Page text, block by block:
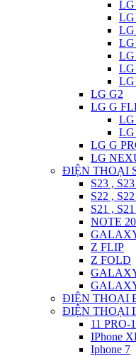
LG
LG
LG
LG
LG
LG G2
LG G
LG
LG G
LG
ĐIỆN THOẠI
S23 ,
S22 ,
S21 ,
NOTE
Z FLIP
Z FOLD
ĐIỆN THOẠI
ĐIỆN THOẠI
11 PRO-
IPhone
Iphone 7